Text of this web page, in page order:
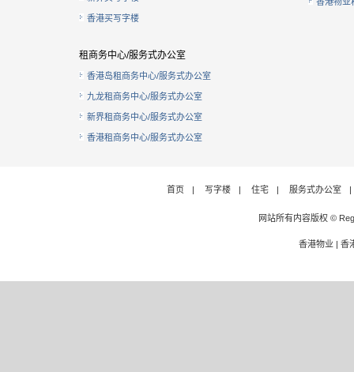
香港买写字楼
租商务中心/服务式办公室
香港岛租商务中心/服务式办公室
九龙租商务中心/服务式办公室
新界租商务中心/服务式办公室
香港租商务中心/服务式办公室
首页 | 写字楼 | 住宅 | 服务式办公室 |
网站所有内容版权 ©
香港物业 | 香